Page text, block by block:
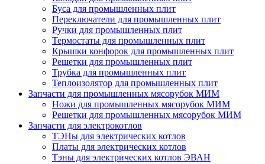
Буса для промышленных плит
Переключатели для промышленных плит
Ручки для промышленных плит
Термостаты для промышленных плит
Крышки конфорок для промышленных плит
Решетки для промышленных плит
Трубка для промышленных плит
Теплоизолятор для промышленных плит
Запчасти для промышленных мясорубок МИМ
Ножи для промышленных мясорубок МИМ
Решетки для промышленных мясорубок МИМ
Запчасти для электрокотлов
ТЭНы для электрических котлов
Платы для электрических котлов
Тэны для электрических котлов ЭВАН